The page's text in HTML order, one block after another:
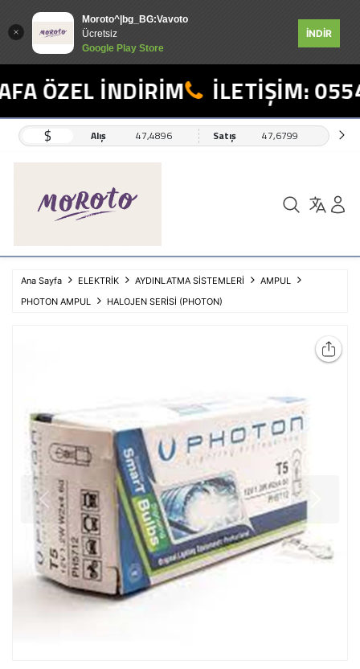
Moroto^|bg_BG:Vavoto
Ücretsiz
Google Play Store
İNDİR
ÖZEL İNDİRİM İLETİŞİM:
$ Alış 47,4896 Satış 47,6799
Ana Sayfa ELEKTRİK AYDINLATMA SİSTEMLERİ
AMPUL
PHOTON AMPUL
HALOJEN SERİSİ (PHOTON)